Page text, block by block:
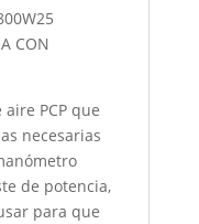
CON
PCP que
necesarias
de potencia,
para que